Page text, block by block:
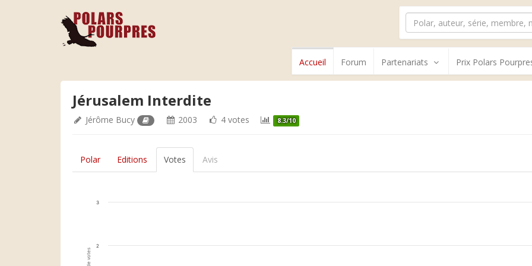
Accueil Forum Partenariats Prix Polars
Jérusalem Interdite
Jérôme Bucy 2003 4 votes 8.3/10
Polar Editions Votes Avis
2
3